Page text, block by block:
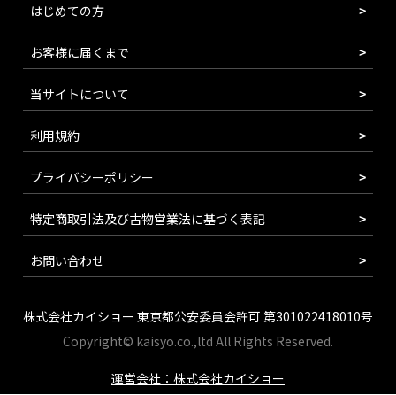
はじめての方
お客様に届くまで
当サイトについて
利用規約
プライバシーポリシー
特定商取引法及び古物営業法に基づく表記
お問い合わせ
株式会社カイショー 東京都公安委員会許可 第301022418010号
Copyright© kaisyo.co.,ltd All Rights Reserved.
運営会社：株式会社カイショー